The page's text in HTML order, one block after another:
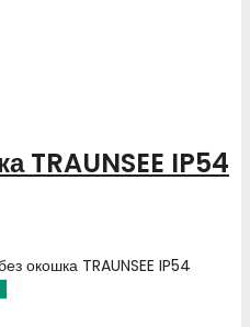
TRAUNSEE IP54
окошка TRAUNSEE IP54